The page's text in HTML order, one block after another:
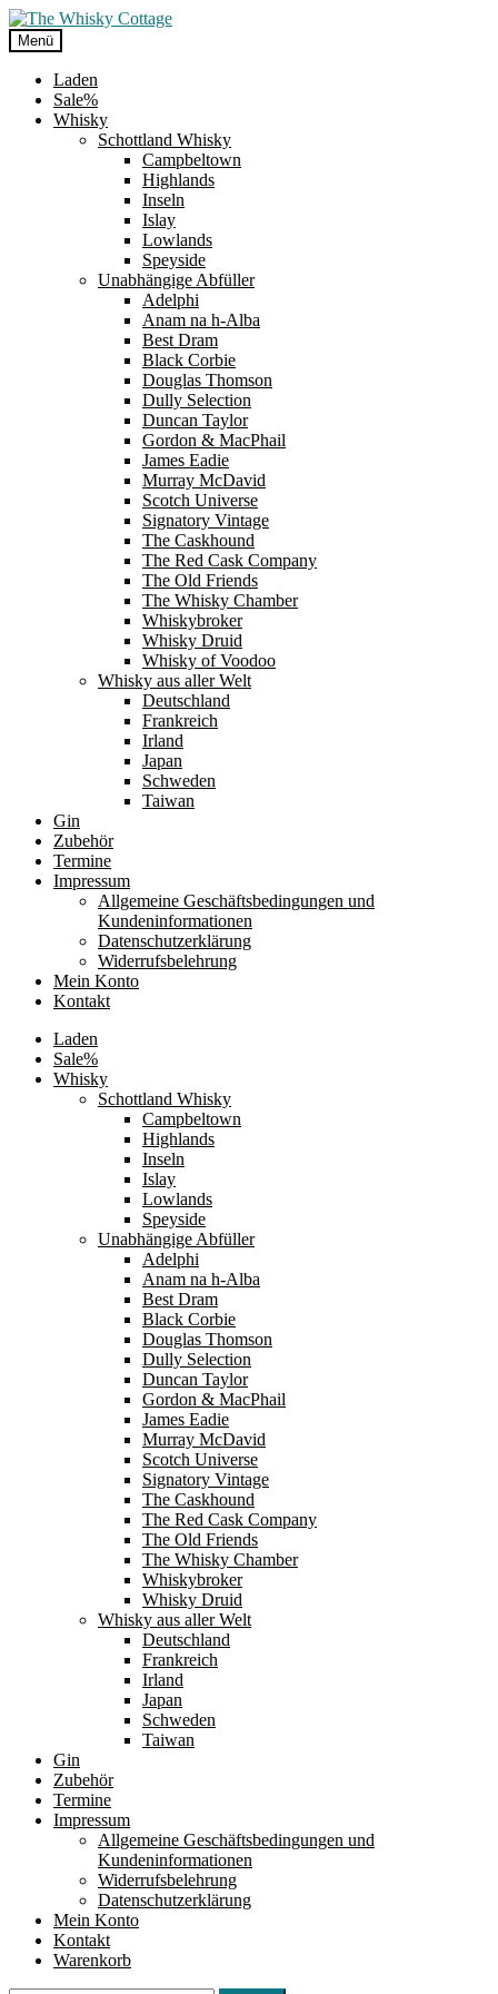
Zur
Navigation
springen
Zum
Inhalt
springen
Menü
Laden
Sale%
Whisky
Schottland Whisky
Campbeltown
Highlands
Inseln
Islay
Lowlands
Speyside
Unabhängige Abfüller
Adelphi
Anam na h-Alba
Best Dram
Black Corbie
Douglas Thomson
Dully Selection
Duncan Taylor
Gordon & MacPhail
James Eadie
Murray McDavid
Scotch Universe
Signatory Vintage
The Caskhound
The Red Cask Company
The Old Friends
The Whisky Chamber
Whiskybroker
Whisky Druid
Whisky of Voodoo
Whisky aus aller Welt
Deutschland
Frankreich
Irland
Japan
Schweden
Taiwan
Gin
Zubehör
Termine
Impressum
Allgemeine Geschäftsbedingungen und
Kundeninformationen
Datenschutzerklärung
Widerrufsbelehrung
Mein Konto
Kontakt
Laden
Sale%
Whisky
Schottland Whisky
Campbeltown
Highlands
Inseln
Islay
Lowlands
Speyside
Unabhängige Abfüller
Adelphi
Anam na h-Alba
Best Dram
Black Corbie
Douglas Thomson
Dully Selection
Duncan Taylor
Gordon & MacPhail
James Eadie
Murray McDavid
Scotch Universe
Signatory Vintage
The Caskhound
The Red Cask Company
The Old Friends
The Whisky Chamber
Whiskybroker
Whisky Druid
Whisky aus aller Welt
Deutschland
Frankreich
Irland
Japan
Schweden
Taiwan
Gin
Zubehör
Termine
Impressum
Allgemeine Geschäftsbedingungen und
Kundeninformationen
Widerrufsbelehrung
Datenschutzerklärung
Mein Konto
Kontakt
Warenkorb